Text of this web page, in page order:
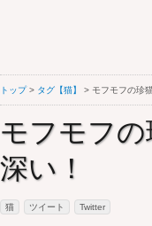
トップ> タグ【猫】 > モフモフの珍
モフモフ
深い！
猫 ツイート Twitter